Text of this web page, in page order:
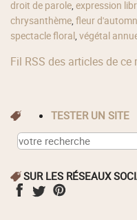
droit de parole,expression
chrysanthème,fleur
spectacle floral ,végétal
Fil RSS des articles de ce
TESTER UN SITE
SUR LES RÉSEAUX